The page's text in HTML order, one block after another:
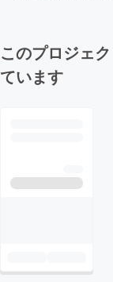
このプロジェ
ています